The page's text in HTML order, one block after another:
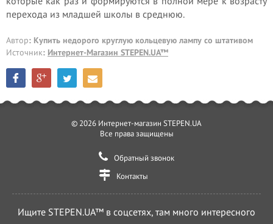
перехода из младшей школы в среднюю.
Автор: Купить недорого круглую кольцевую лампу со штативом
Источник: Интернет-Магазин STEPEN.UA™
© 2026 Интернет-магазин STEPEN.UA
Все права защищены
Обратный звонок
Контакты
Ищите STEPEN.UA™ в соцсетях, там много интересного